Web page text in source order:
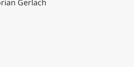
für die Marbacher Tafel